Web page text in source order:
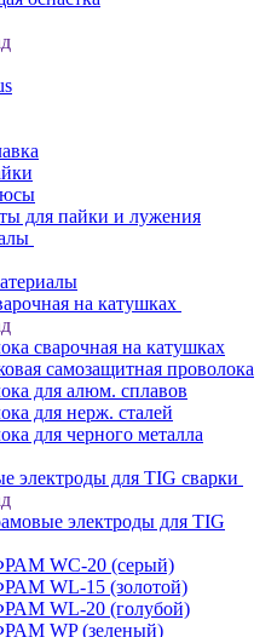
для пайки и лужения
на катушках
сварочная на катушках
самозащитная проволока
для алюм. сплавов
для нерж. сталей
для черного металла
электроды для TIG сварки
электроды для TIG
WC-20 (серый)
WL-15 (золотой)
WL-20 (голубой)
WP (зеленый)